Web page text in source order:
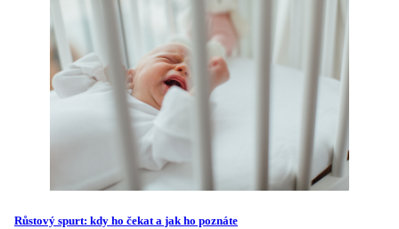
Růstový spurt: kdy ho čekat a jak ho poznáte